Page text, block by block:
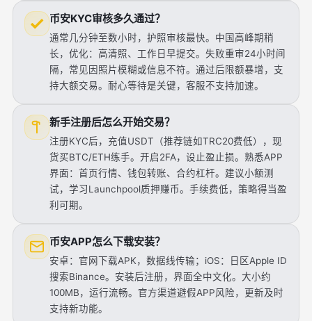
币安KYC审核多久通过？
通常几分钟至数小时，护照审核最快。中国高峰期稍
长，优化：高清照、工作日早提交。失败重审24小时间
隔，常见因照片模糊或信息不符。通过后限额暴增，支
持大额交易。耐心等待是关键，客服不支持加速。
新手注册后怎么开始交易？
注册KYC后，充值USDT（推荐链如TRC20费低），现
货买BTC/ETH练手。开启2FA，设止盈止损。熟悉APP
界面：首页行情、钱包转账、合约杠杆。建议小额测
试，学习Launchpool质押赚币。手续费低，策略得当盈
利可期。
币安APP怎么下载安装？
安卓：官网下载APK，数据线传输；iOS：日区Apple ID
搜索Binance。安装后注册，界面全中文化。大小约
100MB，运行流畅。官方渠道避假APP风险，更新及时
支持新功能。